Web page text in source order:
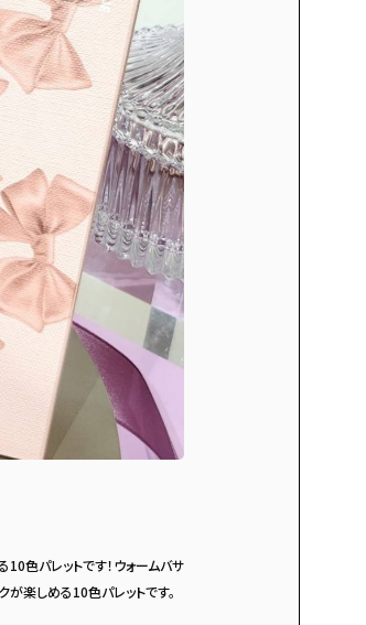
色パレットです！ウォームバサ
が楽しめる10色パレットです。